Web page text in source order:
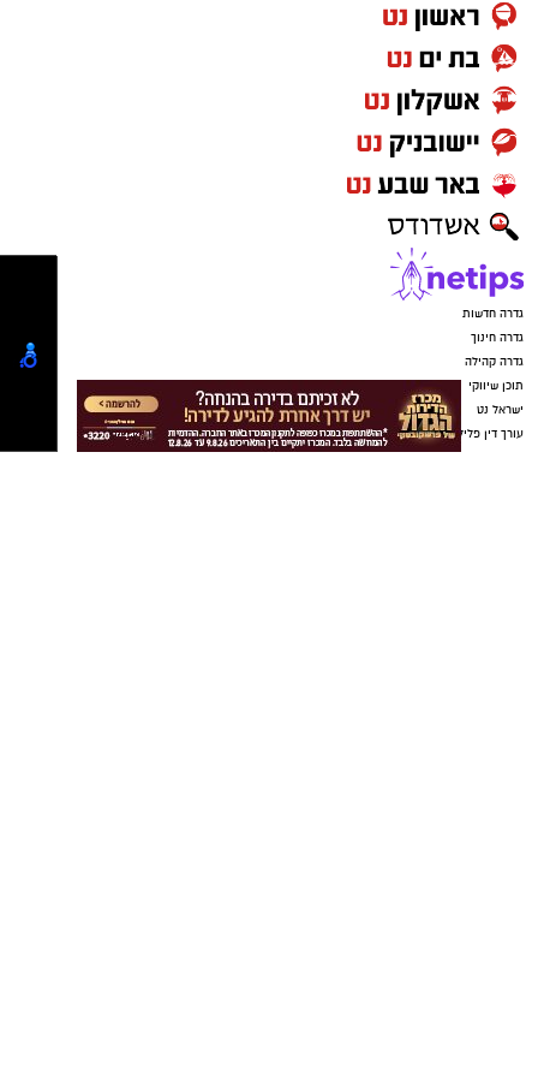
ניסיונה הרב, לצד תפיסתה החינוכית והערכית,
יסייעו לבסס את האולפנה כמוסד מוביל עבור
תלמידות גדרה והאזור.
יש לכם מידע חשוב שטרם נחשף? צילומים מאירוע
חדשותי? מצאתם טעות בכתבה? נשמח שתשתפו
אותנו
גדרה חדשות
גדרה חינוך
גדרה קהילה
תוכן שיווקי